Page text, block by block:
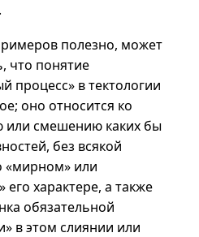
полезно, может
что понятие
процесс» в тектологии
оно относится ко
или смешению каких бы
без всякой
«мирном» или
его характере, а также
обязательной
в этом слиянии или